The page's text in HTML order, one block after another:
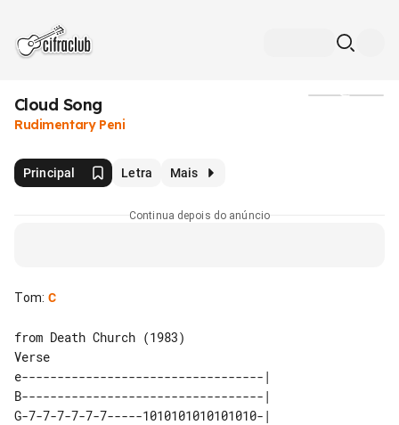
Cloud Song
Rudimentary Peni
Principal Letra Mais
Continua depois do anúncio
Tom: C
Verse
e----------------------------------|
B----------------------------------|
G-7-7-7-7-7-7-----1010101010101010-|